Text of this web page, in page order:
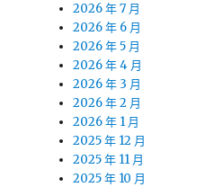
2026 年 7 月
2026 年 6 月
2026 年 5 月
2026 年 4 月
2026 年 3 月
2026 年 2 月
2026 年 1 月
2025 年 12 月
2025 年 11 月
2025 年 10 月